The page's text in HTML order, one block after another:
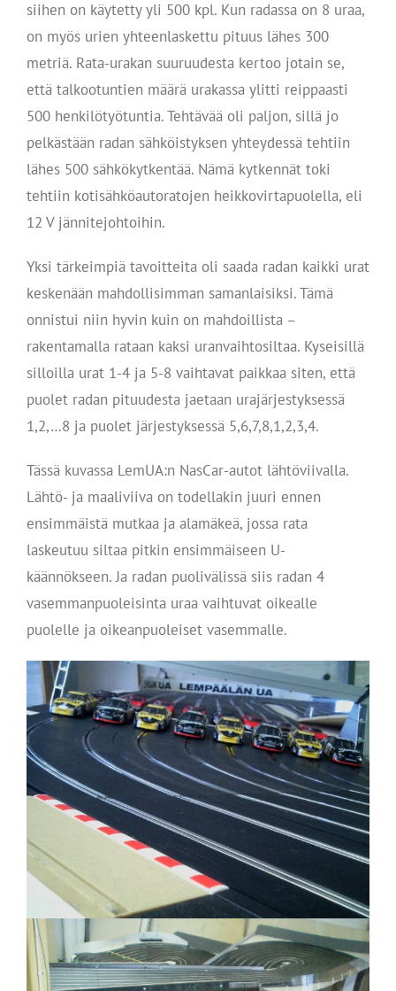
siihen on käytetty yli 500 kpl. Kun radassa on 8 uraa,
on myös urien yhteenlaskettu pituus lähes 300
metriä. Rata-urakan suuruudesta kertoo jotain se,
että talkootuntien määrä urakassa ylitti reippaasti
500 henkilötyötuntia. Tehtävää oli paljon, sillä jo
pelkästään radan sähköistyksen yhteydessä tehtiin
lähes 500 sähkökytkentää. Nämä kytkennät toki
tehtiin kotisähköautoratojen heikkovirtapuolella, eli
12 V jännitejohtoihin.
Yksi tärkeimpiä tavoitteita oli saada radan kaikki urat
keskenään mahdollisimman samanlaisiksi. Tämä
onnistui niin hyvin kuin on mahdoillista –
rakentamalla rataan kaksi uranvaihtosiltaa. Kyseisillä
silloilla urat 1-4 ja 5-8 vaihtavat paikkaa siten, että
puolet radan pituudesta jaetaan urajärjestyksessä
1,2,…8 ja puolet järjestyksessä 5,6,7,8,1,2,3,4.
Tässä kuvassa LemUA:n NasCar-autot lähtöviivalla.
Lähtö- ja maaliviiva on todellakin juuri ennen
ensimmäistä mutkaa ja alamäkeä, jossa rata
laskeutuu siltaa pitkin ensimmäiseen U-
käännökseen. Ja radan puolivälissä siis radan 4
vasemmanpuoleisinta uraa vaihtuvat oikealle
puolelle ja oikeanpuoleiset vasemmalle.